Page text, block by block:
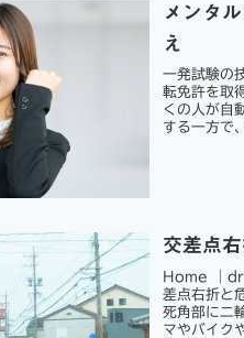
メンタ
え
一発試験の
転免許を取
くの人が自
する一方で
交差点
Home ｜
差点右折と
死角部に二
マやバイク